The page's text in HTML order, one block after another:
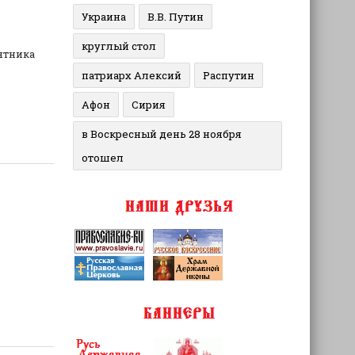
Украина В.В. Путин
круглый стол
патриарх Алексий Распутин
Афон Сирия
в Воскресный день 28 ноября
отошел